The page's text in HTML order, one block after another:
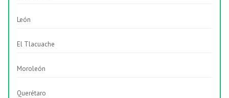
León
El Tlacuache
Moroleón
Querétaro